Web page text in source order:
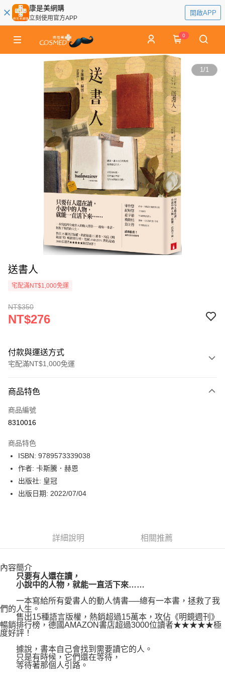
康是美網購
立刻使用官方APP
開啟APP
0
1/1
送書人
宅配滿NT$1,000免運
NT$350
NT$276
付款與運送方式
宅配滿NT$1,000免運
icash Pay
信用卡一次付款
LINE Pay
Apple Pay
街口支付
博客來商品配送方式
每筆NT$80，滿NT$1,000(含以上)免運費
商品特色
商品編號
8310016
商品特色
ISBN: 9789573339038
作者: 卡斯騰．赫恩
出版社: 皇冠
出版日期: 2022/07/04
詳細說明 相關推薦
內容簡介
只要有人還在讀，
小說中的人物，就能一直活下來……
一本寫給所有愛書人的動人情書──總有一本書，拯救了我
們的人生。
售出15種語言版權，熱銷超過15萬本，攻佔《明鏡週刊》
暢銷排行榜，德國AMAZON書店超過3000位讀者★★★★★極
度好評！
據說，書本自己會找到需要讀它的人。
只是有時候，它們還在等待，
等待著那個人引路。